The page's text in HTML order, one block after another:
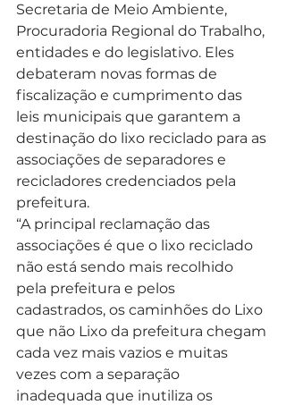
Secretaria de Meio Ambiente,
Procuradoria Regional do Trabalho,
entidades e do legislativo. Eles
debateram novas formas de
fiscalização e cumprimento das
leis municipais que garantem a
destinação do lixo reciclado para as
associações de separadores e
recicladores credenciados pela
prefeitura.
“A principal reclamação das
associações é que o lixo reciclado
não está sendo mais recolhido
pela prefeitura e pelos
cadastrados, os caminhões do Lixo
que não Lixo da prefeitura chegam
cada vez mais vazios e muitas
vezes com a separação
inadequada que inutiliza os